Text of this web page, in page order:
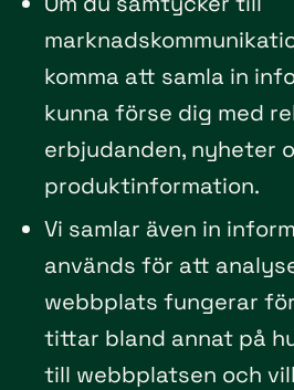
komma att samla in
kunna förse dig med
erbjudanden, nyheter
produktinformation.
Vi samlar även in
används för att
webbplats fungerar
tittar bland annat på
till webbplatsen och